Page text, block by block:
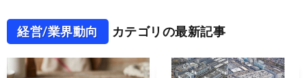
経営/業界動向 カテゴリの最新記事